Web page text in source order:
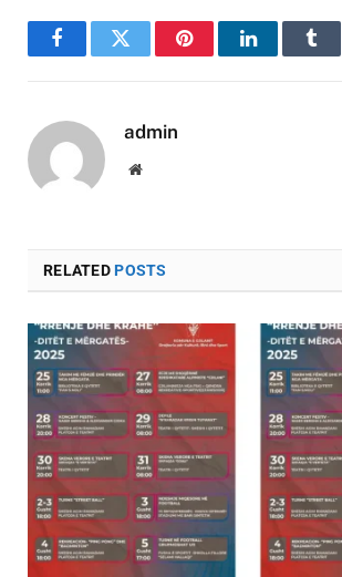
FacebookTwitter PinterestLinkedIn
admin
Website
RELATEDPOSTS